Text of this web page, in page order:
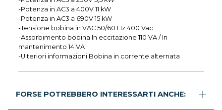
-Potenza in AC3 a 400V 11 kW
-Potenza in AC3 a 690V 15 kW
-Tensione bobina in VAC 50/60 Hz 400 Vac
-Assorbimento bobina In eccitazione 110 VA / In
mantenimento 14 VA
-Ulteriori informazioni Bobina in corrente alternata
FORSE POTREBBERO INTERESSARTI ANCHE: